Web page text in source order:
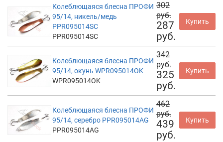
Колеблющаяся блесна ПРОФИ
95/14, никель/медь
PPR095014SC
PPR095014SC
302
руб.
287
руб.
Купить
Колеблющаяся блесна ПРОФИ
95/14, окунь WPR095014OK
WPR095014OK
342
руб.
325
руб.
Купить
Колеблющаяся блесна ПРОФИ
95/14, серебро PPR095014AG
PPR095014AG
462
руб.
439
руб.
Купить